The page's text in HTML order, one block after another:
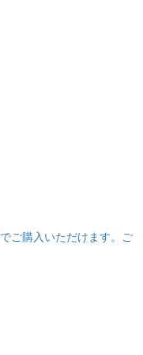
でご購入いただけます。ご